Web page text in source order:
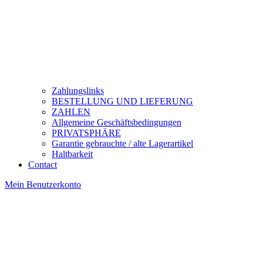
Zahlungslinks
BESTELLUNG UND LIEFERUNG
ZAHLEN
Allgemeine Geschäftsbedingungen
PRIVATSPHÄRE
Garantie gebrauchte / alte Lagerartikel
Haltbarkeit
Contact
Mein Benutzerkonto